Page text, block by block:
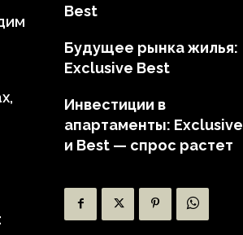
Best
Будущее рынка жилья:
Exclusive Best
Инвестиции в
апартаменты: Exclusive
и Best — спрос растет